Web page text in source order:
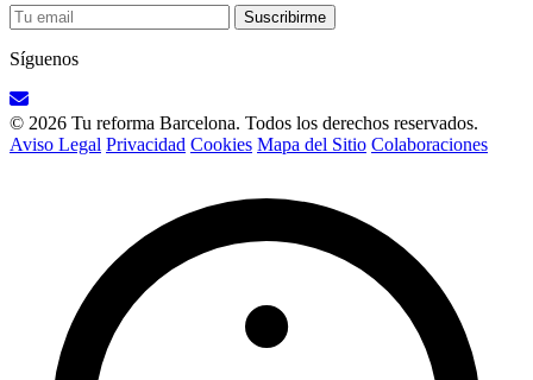
Suscribirme
Síguenos
© 2026 Tu reforma Barcelona. Todos los derechos reservados.
Aviso Legal Privacidad Cookies Mapa del Sitio Colaboraciones